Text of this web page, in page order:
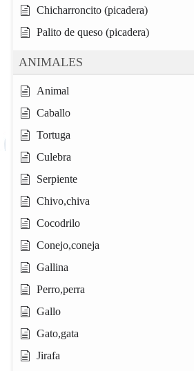
Chicharroncito (picadera)
Palito de queso (picadera)
ANIMALES
Animal
Caballo
Tortuga
Culebra
Serpiente
Chivo,chiva
Cocodrilo
Conejo,coneja
Gallina
Perro,perra
Gallo
Gato,gata
Jirafa